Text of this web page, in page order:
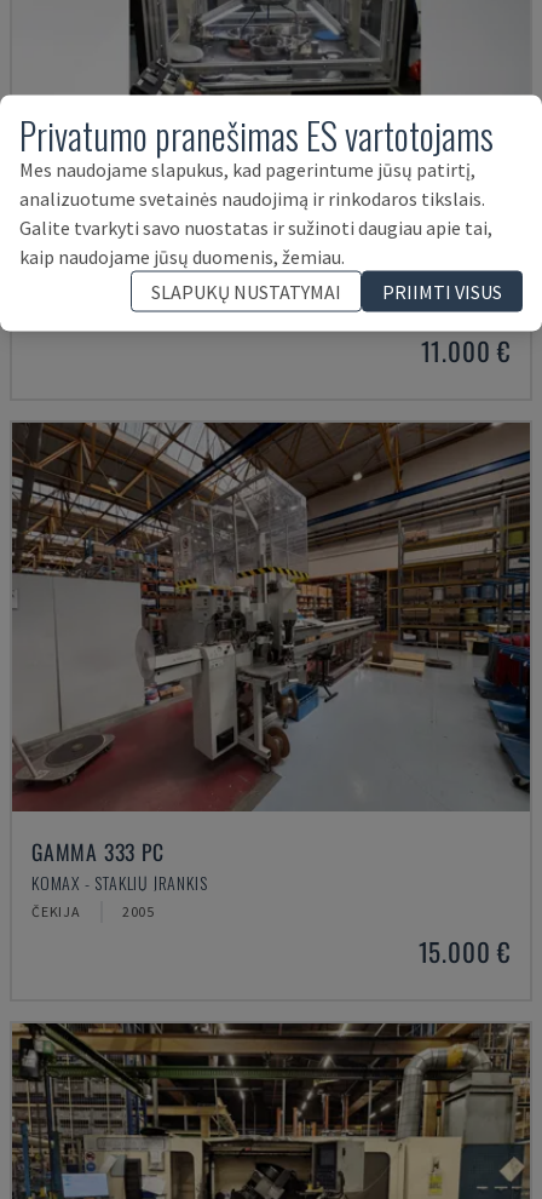
BLP 600/3S
MYLÄP - STAKLIŲ ĮRANKIS
2004 4.840 VAL.
11.000 €
GAMMA 333 PC
KOMAX - STAKLIŲ ĮRANKIS
ČEKIJA 2005
15.000 €
Privatumo pranešimas ES vartotojams
Mes naudojame slapukus, kad pagerintume jūsų patirtį,
analizuotume svetainės naudojimą ir rinkodaros tikslais.
Galite tvarkyti savo nuostatas ir sužinoti daugiau apie tai,
kaip naudojame jūsų duomenis, žemiau.
SLAPUKŲ NUSTATYMAI
PRIIMTI VISUS